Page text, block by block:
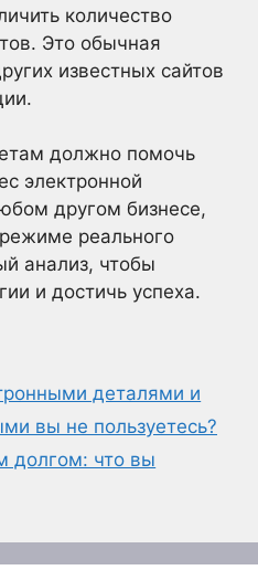
количество
Это обычная
известных сайтов
должно помочь
электронной
другом бизнесе,
реального
анализ, чтобы
и достичь успеха.
деталями и
вы не пользуетесь?
долгом: что вы